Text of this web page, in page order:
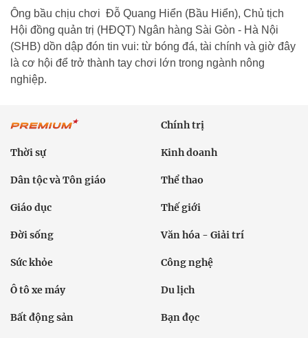
Ông bầu chịu chơi Đỗ Quang Hiển (Bầu Hiển), Chủ tịch
Hội đồng quản trị (HĐQT) Ngân hàng Sài Gòn - Hà Nội
(SHB) dồn dập đón tin vui: từ bóng đá, tài chính và giờ đây
là cơ hội để trở thành tay chơi lớn trong ngành nông
nghiệp.
Chính trị
Thời sự Kinh doanh
Dân tộc và Tôn giáo Thể thao
Giáo dục Thế giới
Đời sống Văn hóa - Giải trí
Sức khỏe Công nghệ
Ô tô xe máy Du lịch
Bất động sản Bạn đọc